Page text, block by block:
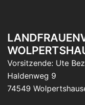
Vorsitzende: Ute
Haldenweg 9
74549